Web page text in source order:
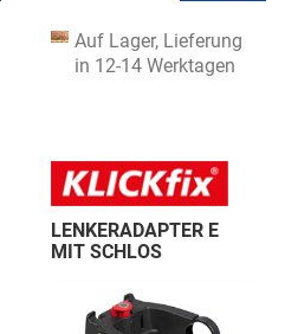
Auf Lager, Lieferung
in 12-14 Werktagen
LENKERADAPTER E
MIT SCHLOS